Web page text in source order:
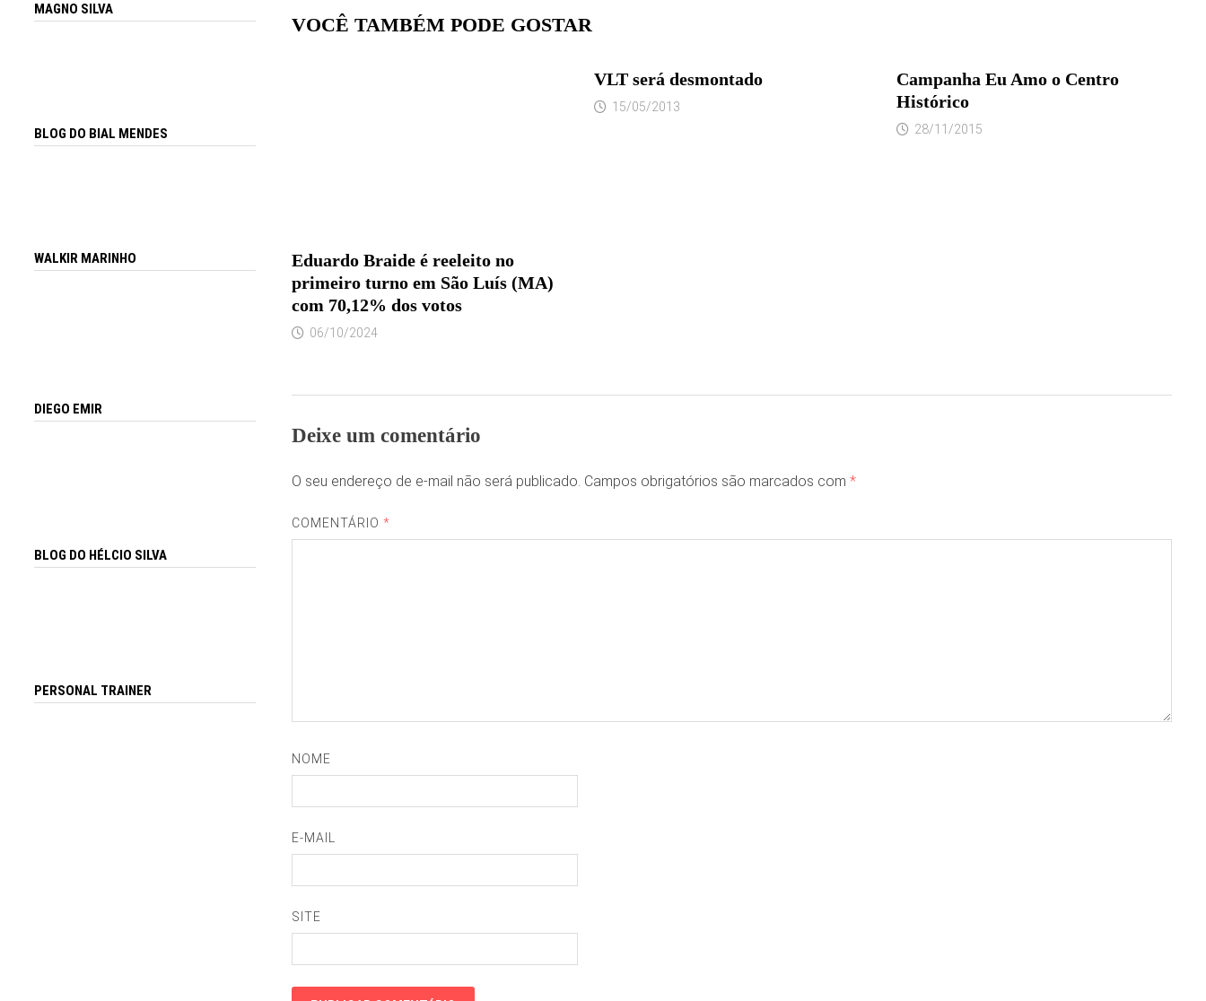
VOCÊ TAMBÉM PODE GOSTAR
Eduardo Braide é reeleito no
primeiro turno em São Luís (MA)
com 70,12% dos votos
06/10/2024
VLT será desmontado
15/05/2013
Campanha Eu Amo o Centro
Histórico
28/11/2015
Deixe um comentário
O seu endereço de e-mail não será publicado. Campos obrigatórios são marcados com *
COMENTÁRIO*
NOME
E-MAIL
SITE
MAGNO SILVA
BLOG DO BIAL MENDES
WALKIR MARINHO
DIEGO EMIR
BLOG DO HÉLCIO SILVA
PERSONAL TRAINER